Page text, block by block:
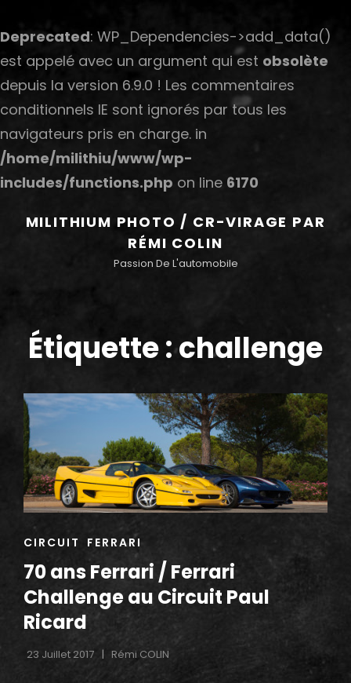
Deprecated: WP_Dependencies->add_data()
est appelé avec un argument qui est obsolète
depuis la version 6.9.0 ! Les commentaires
conditionnels IE sont ignorés par tous les
navigateurs pris en charge. in
/home/milithiu/www/wp-
includes/functions.php on line 6170
MILITHIUM PHOTO / CR-VIRAGE PAR
RÉMI COLIN
Passion De L'automobile
Étiquette :challenge
CAT
CIRCUIT FERRARI
70 ans Ferrari / Ferrari
Challenge au Circuit Paul
Ricard
23 Juillet 2017 Rémi COLIN